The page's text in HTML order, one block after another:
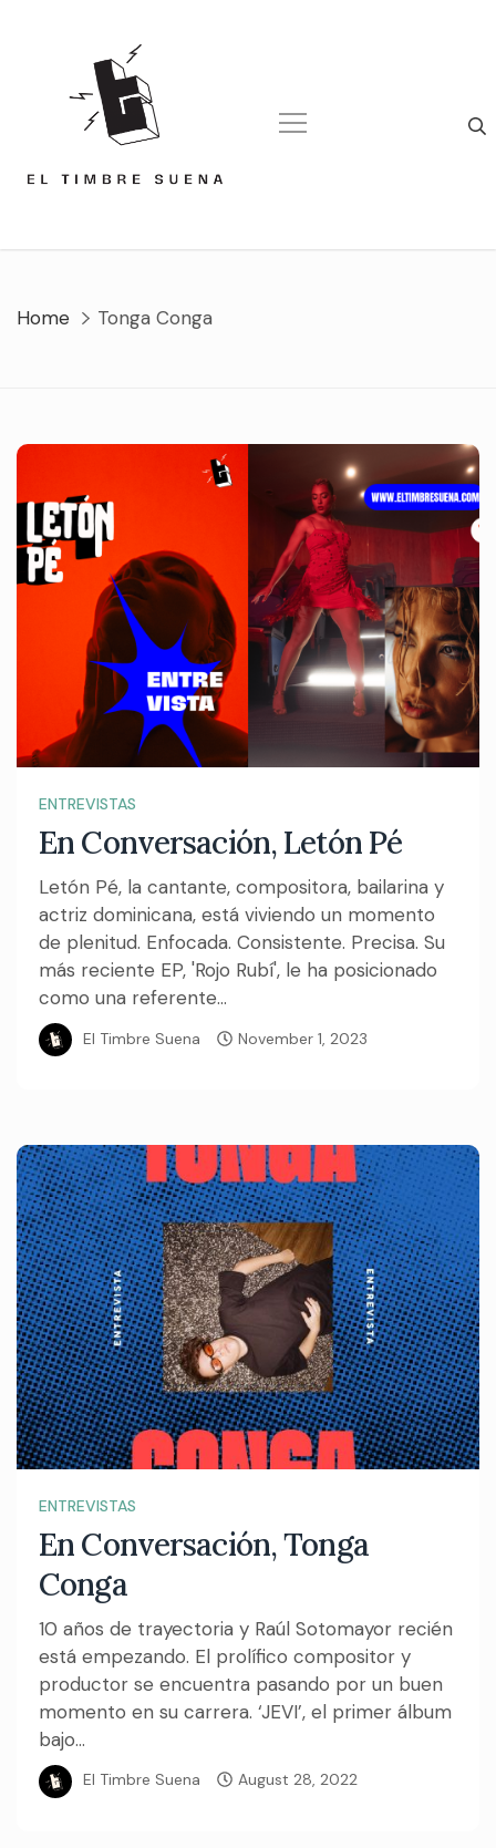
Home Tonga Conga
ENTREVISTAS
En Conversación, Letón Pé
Letón Pé, la cantante, compositora, bailarina y
actriz dominicana, está viviendo un momento
de plenitud. Enfocada. Consistente. Precisa. Su
más reciente EP, 'Rojo Rubí', le ha posicionado
como una referente...
El Timbre Suena November 1, 2023
ENTREVISTAS
En Conversación, Tonga
Conga
10 años de trayectoria y Raúl Sotomayor recién
está empezando. El prolífico compositor y
productor se encuentra pasando por un buen
momento en su carrera. ‘JEVI’, el primer álbum
bajo...
El Timbre Suena August 28, 2022